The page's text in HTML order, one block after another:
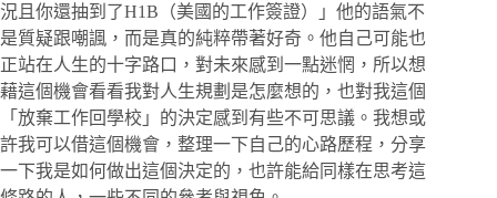
況且你還抽到了H1B（美國的工作簽證）」他的語氣不
是質疑跟嘲諷，而是真的純粹帶著好奇。他自己可能也
正站在人生的十字路口，對未來感到一點迷惘，所以想
藉這個機會看看我對人生規劃是怎麼想的，也對我這個
「放棄工作回學校」的決定感到有些不可思議。我想或
許我可以借這個機會，整理一下自己的心路歷程，分享
一下我是如何做出這個決定的，也許能給同樣在思考這